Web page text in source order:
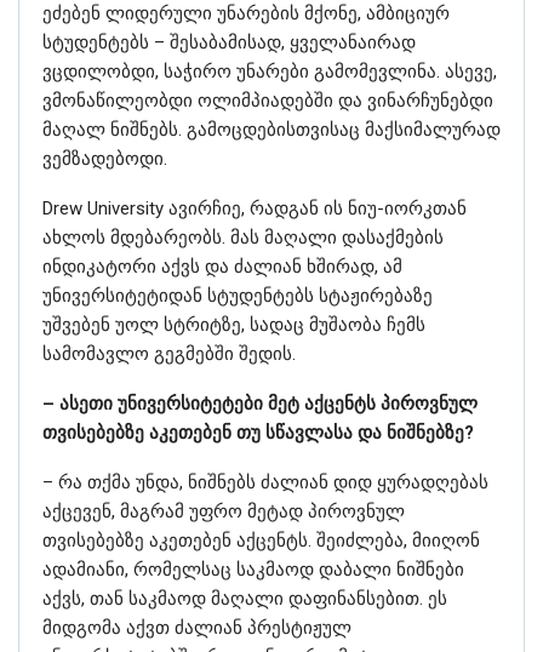
ეძებენ ლიდერული უნარების მქონე, ამბიციურ
სტუდენტებს – შესაბამისად, ყველანაირად
ვცდილობდი, საჭირო უნარები გამომევლინა. ასევე,
ვმონაწილეობდი ოლიმპიადებში და ვინარჩუნებდი
მაღალ ნიშნებს. გამოცდებისთვისაც მაქსიმალურად
ვემზადებოდი.
Drew University ავირჩიე, რადგან ის ნიუ-იორკთან
ახლოს მდებარეობს. მას მაღალი დასაქმების
ინდიკატორი აქვს და ძალიან ხშირად, ამ
უნივერსიტეტიდან სტუდენტებს სტაჟირებაზე
უშვებენ უოლ სტრიტზე, სადაც მუშაობა ჩემს
სამომავლო გეგმებში შედის.
– ასეთი უნივერსიტეტები მეტ აქცენტს პიროვნულ
თვისებებზე აკეთებენ თუ სწავლასა და ნიშნებზე?
– რა თქმა უნდა, ნიშნებს ძალიან დიდ ყურადღებას
აქცევენ, მაგრამ უფრო მეტად პიროვნულ
თვისებებზე აკეთებენ აქცენტს. შეიძლება, მიიღონ
ადამიანი, რომელსაც საკმაოდ დაბალი ნიშნები
აქვს, თან საკმაოდ მაღალი დაფინანსებით. ეს
მიდგომა აქვთ ძალიან პრესტიჟულ